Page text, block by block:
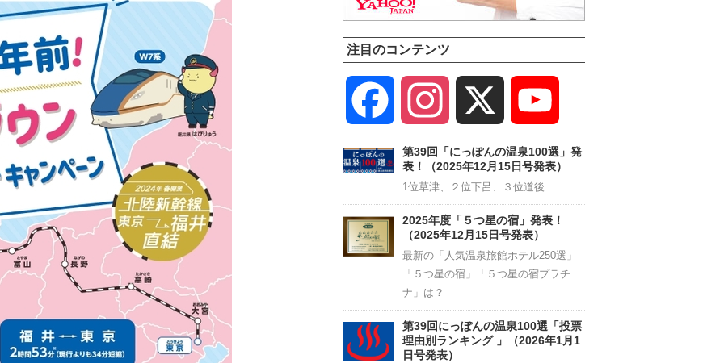
注目のコンテンツ
Facebook Instagram
Channel
第39回「にっぽんの温泉100選」発
表！（2025年12月15日号発表）
1位草津、２位下呂、３位道後
2025年度「５つ星の宿」発表！
（2025年12月15日号発表）
最新の「人気温泉旅館ホテル250選」
「５つ星の宿」「５つ星の宿プラチ
ナ」は？
第39回にっぽんの温泉100選「投票
理由別ランキング 」（2026年1月1
日号発表）